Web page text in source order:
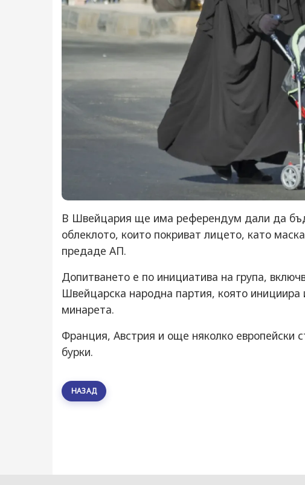
В Швейцария ще има референдум дали да
облеклото, които покриват лицето, като
предаде АП.
Допитването е по инициатива на група,
Швейцарска народна партия, която инициира
минарета.
Франция, Австрия и още няколко европейски
бурки.
НАЗАД